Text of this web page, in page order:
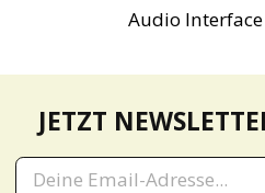
Audio
JETZT